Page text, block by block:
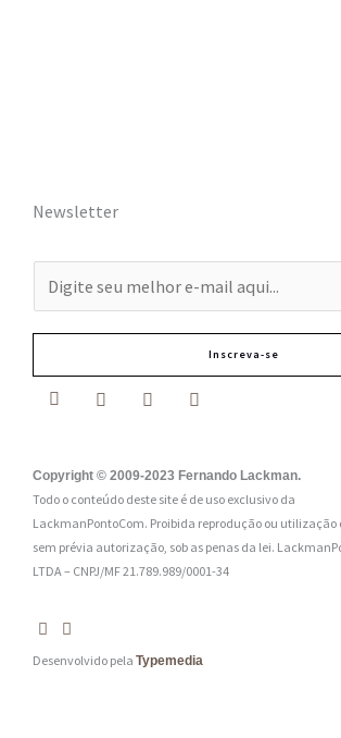
Newsletter
-
a
:
*
Inscreva-se
Copyright © 2009-2023 Fernando Lackman.
Todo o conteúdo deste site é de uso exclusivo da
LackmanPontoCom. Proibida reprodução ou utilização
sem prévia autorização, sob as penas da lei.
LTDA – CNPJ/MF 21.789.989/0001-34
Desenvolvido pela Typemedia